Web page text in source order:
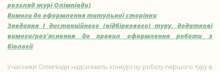
розгляд журі Олімпіади)
Вимоги до оформлення титульної сторінки
Завдання І дистанційного (відбіркового) туру, додаткові
вимоги/роз’яснення до правил оформлення роботи з
біології
Учасники Олімпіади надсилають конкурсну роботу першого туру в